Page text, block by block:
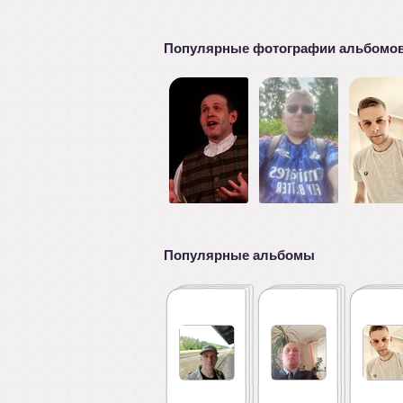
Популярные фотографии
Популярные альбомы